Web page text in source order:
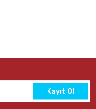
Kayıt Ol